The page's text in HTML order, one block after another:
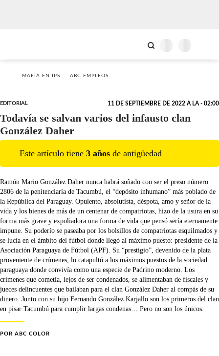
MAFIA EN IPS ABC EMPLEOS
EDITORIAL 11 DE SEPTIEMBRE DE 2022 A LA - 02:00
Todavía se salvan varios del infausto clan
González Daher
Este artículo tiene 3 años de antigüedad
Ramón Mario González Daher nunca habrá soñado con ser el preso número
2806 de la penitenciaría de Tacumbú, el “depósito inhumano” más poblado de
la República del Paraguay. Opulento, absolutista, déspota, amo y señor de la
vida y los bienes de más de un centenar de compatriotas, hizo de la usura en su
forma más grave y expoliadora una forma de vida que pensó sería eternamente
impune. Su poderío se paseaba por los bolsillos de compatriotas esquilmados y
se lucía en el ámbito del fútbol donde llegó al máximo puesto: presidente de la
Asociación Paraguaya de Fútbol (APF). Su “prestigio”, devenido de la plata
proveniente de crímenes, lo catapultó a los máximos puestos de la sociedad
paraguaya donde convivía como una especie de Padrino moderno. Los
crímenes que cometía, lejos de ser condenados, se alimentaban de fiscales y
jueces delincuentes que bailaban para el clan González Daher al compás de su
dinero. Junto con su hijo Fernando González Karjallo son los primeros del clan
en pisar Tacumbú para cumplir largas condenas… Pero no son los únicos.
POR ABC COLOR